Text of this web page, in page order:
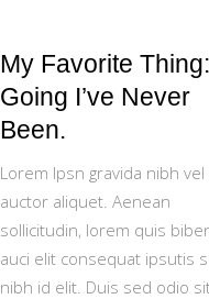
My Favorite Thing:
Going I’ve Never
Been.
Lorem Ipsn gravida nibh vel
auctor aliquet. Aenean
sollicitudin, lorem quis
auci elit consequat ipsutis
nibh id elit. Duis sed odio